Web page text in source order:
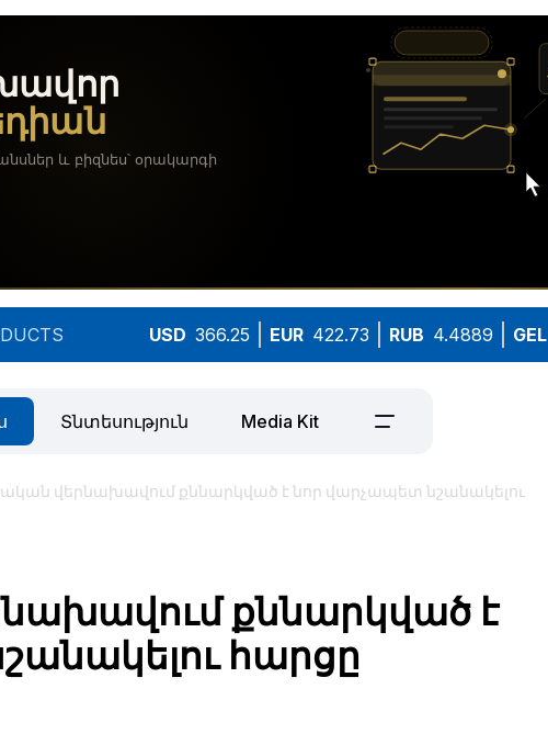
USD 366.25 EUR 422.73 RUB 4.4889 GEL
Տնտեսություն Media Kit
վերնախավում քննարկված է նոր վարչապետ նշանակելու
քննարկված է
հարցը